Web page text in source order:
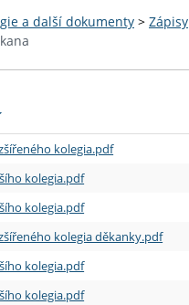
a další dokumenty > Zápisy
kolegia.pdf
kolegia.pdf
kolegia.pdf
kolegia děkanky.pdf
kolegia.pdf
kolegia.pdf